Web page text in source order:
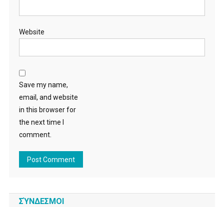
Website
Save my name,
email, and website
in this browser for
the next time I
comment.
ΣΎΝΔΕΣΜΟΙ